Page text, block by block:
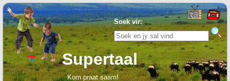
Soek vir:
Supertaal
Kom praat saam!